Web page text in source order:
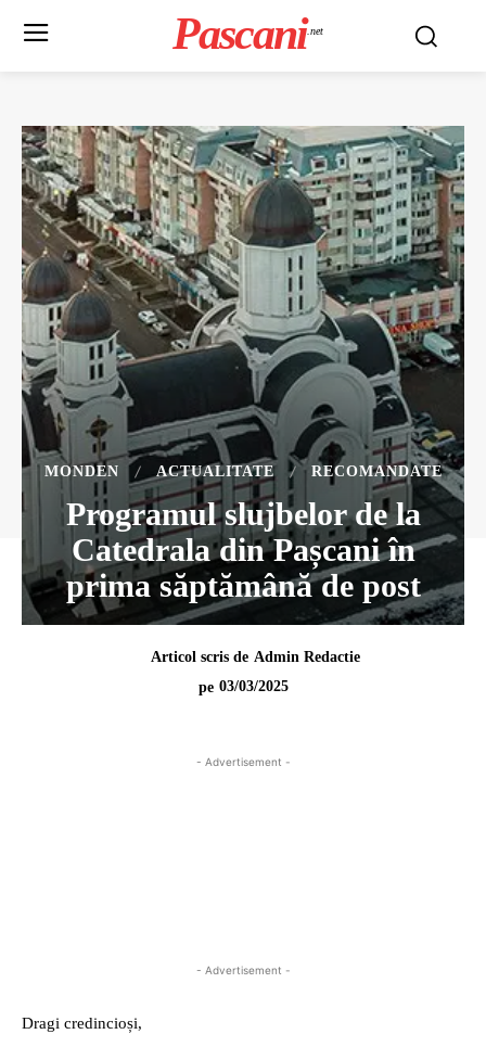
Pascani .net
MONDEN ACTUALITATE RECOMANDATE
Programul slujbelor de la
Catedrala din Pașcani în
prima săptămână de post
Articol scris de Admin Redactie
pe 03/03/2025
- Advertisement -
- Advertisement -
Dragi credincioși,